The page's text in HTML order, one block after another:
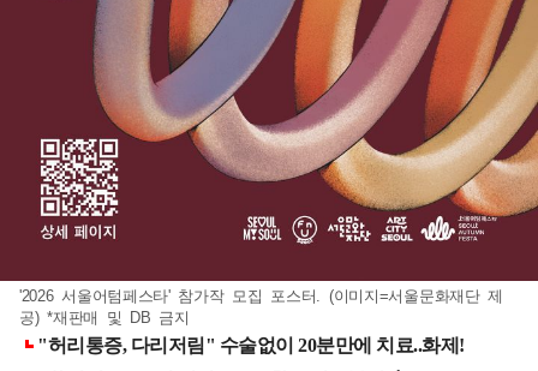
'2026 서울어텀페스타' 참가작 모집 포스터. (이미지=서울문화재단 제
공) *재판매 및 DB 금지